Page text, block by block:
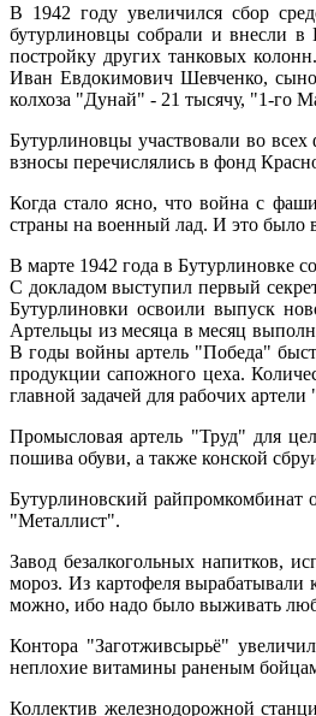
В 1942 году увеличился сбор
бутурлиновцы собрали и внесли в
постройку других танковых
Иван Евдокимович Шевченко,
колхоза "Дунай" - 21 тысячу, "1-го
Бутурлиновцы участвовали во
взносы перечислялись в фонд
Когда стало ясно, что война с
страны на военный лад. И это было
В марте 1942 года в Бутурлиновке
С докладом выступил первый
Бутурлиновки освоили выпуск
Артельцы из месяца в месяц
В годы войны артель "Победа"
продукции сапожного цеха.
главной задачей для рабочих
Промысловая артель "Труд" для
пошива обуви, а также конской
Бутурлиновский
"Металлист".
Завод безалкогольных напитков,
мороз. Из картофеля вырабатывали
можно, ибо надо было выживать
Контора "Заготживсырьё"
неплохие витамины раненым
Коллектив железнодорожной